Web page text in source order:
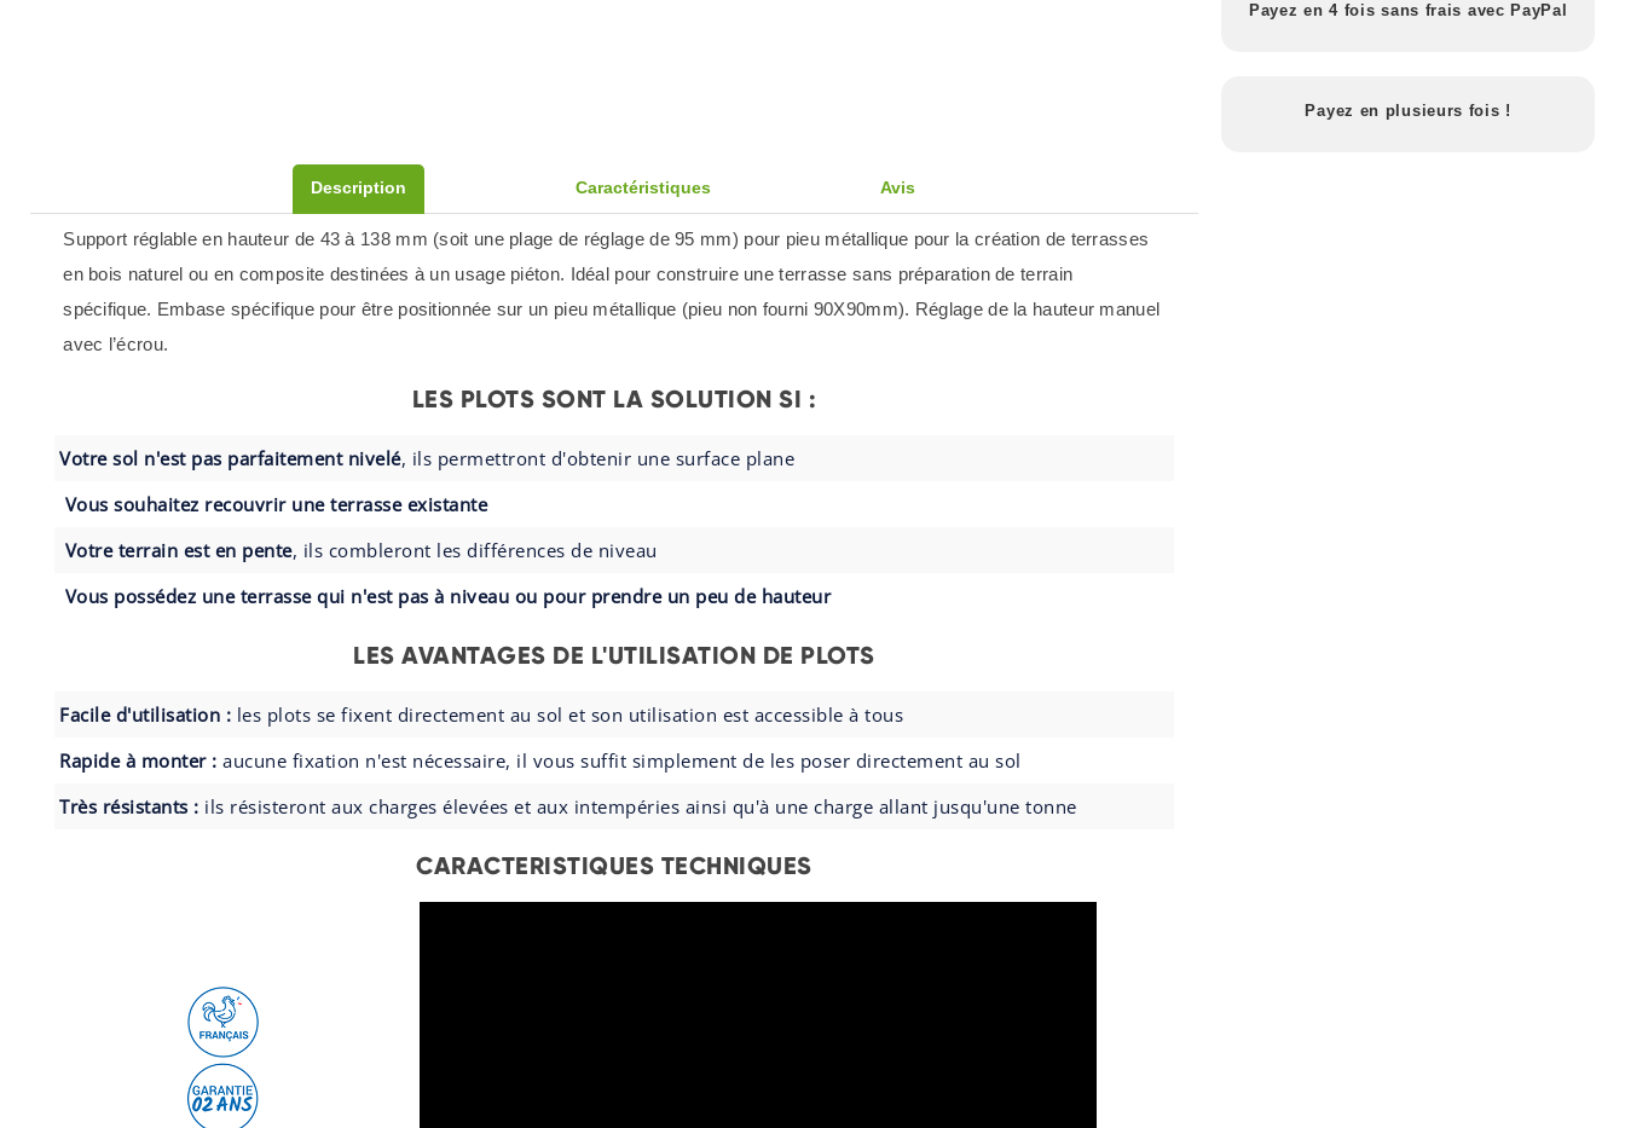
Payez en 4 fois sans frais avec PayPal
Payez en plusieurs fois !
Description Caractéristiques Avis
Support réglable en hauteur de 43 à 138 mm (soit une plage de réglage de 95 mm) pour pieu métallique pour la création de terrasses
en bois naturel ou en composite destinées à un usage piéton. Idéal pour construire une terrasse sans préparation de terrain
spécifique. Embase spécifique pour être positionnée sur un pieu métallique (pieu non fourni 90X90mm). Réglage de la hauteur manuel
avec l’écrou.
LES PLOTS SONT LA SOLUTION SI :
Votre sol n'est pas parfaitement nivelé, ils permettront d'obtenir une surface plane
Vous souhaitez recouvrir une terrasse existante
Votre terrain est en pente, ils combleront les différences de niveau
Vous possédez une terrasse qui n'est pas à niveau ou pour prendre un peu de hauteur
LES AVANTAGES DE L'UTILISATION DE PLOTS
Facile d'utilisation : les plots se fixent directement au sol et son utilisation est accessible à tous
Rapide à monter : aucune fixation n'est nécessaire, il vous suffit simplement de les poser directement au sol
Très résistants : ils résisteront aux charges élevées et aux intempéries ainsi qu'à une charge allant jusqu'une tonne
CARACTERISTIQUES TECHNIQUES